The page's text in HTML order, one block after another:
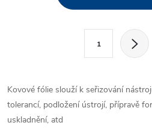
d
a
á
n
k
1
Kovové fólie slouží k seřizování
tolerancí, podložení ústrojí, přípravě
uskladnění, atd